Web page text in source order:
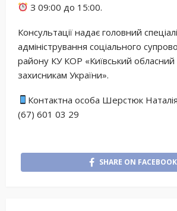
З 09:00 до 15:00.
Консультації надає головний
адміністрування соціального
району КУ КОР «Київський
захисникам України».
Контактна особа Шерстюк
(67) 601 03 29
SHARE ON FACEBOOK